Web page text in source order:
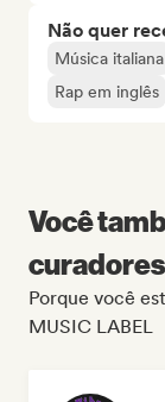
Não quer
Música italiana
Rap em inglês
Você
Porque você
MUSIC LABEL